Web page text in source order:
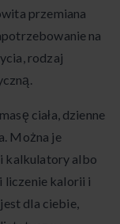
przemiana
na
rodzaj
ciała, dzienne
Można je
kalkulatory albo
liczenie kalorii i
dla ciebie,